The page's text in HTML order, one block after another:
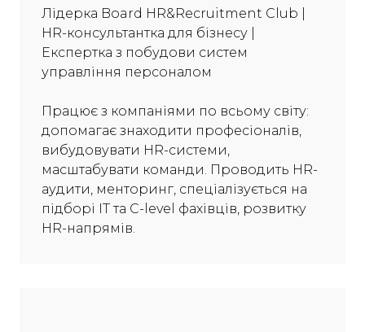
Лідерка Board HR&Recruitment Club |
HR-консультантка для бізнесу |
Експертка з побудови систем
управління персоналом
Працює з компаніями по всьому світу:
допомагає знаходити професіоналів,
вибудовувати HR-системи,
масштабувати команди. Проводить HR-
аудити, менторинг, спеціалізується на
підборі ІТ та C-level фахівців, розвитку
HR-напрямів.